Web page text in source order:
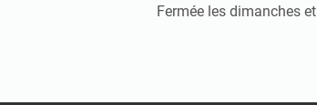
Fermée les dimanches